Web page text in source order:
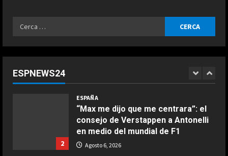
Ricerca
ESPNEWS24
1
2
ESPAÑA
“Max me dijo que me centrara”: el
consejo de Verstappen a Antonelli
en medio del mundial de F1
Agosto 6, 2026
Ensalada de espinacas deliciosa
Maggio 28, 2026
COCINA